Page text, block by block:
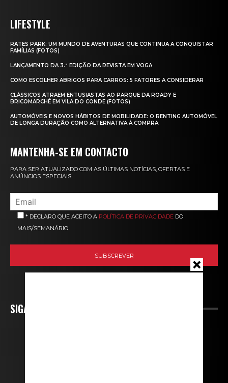
LIFESTYLE
RATES PARK: UM MUNDO DE AVENTURAS QUE CONTINUA A CONQUISTAR
FAMÍLIAS (FOTOS)
LANÇAMENTO DA 3.ª EDIÇÃO DA REVISTA EM VOGA
COMO ESCOLHER ABRIGOS PARA CARROS: 5 FATORES A CONSIDERAR
CLÁSSICOS ATRAEM ENTUSIASTAS AO PARQUE DA ROADY E
BRICOMARCHÉ EM VILA DO CONDE (FOTOS)
AUTOMÓVEIS E NOVOS HÁBITOS DE MOBILIDADE: O RENTING AUTOMÓVEL
DE LONGA DURAÇÃO COMO ALTERNATIVA À COMPRA
MANTENHA-SE EM CONTACTO
PARA SER ATUALIZADO COM AS ÚLTIMAS NOTÍCIAS, OFERTAS E
ANÚNCIOS ESPECIAIS.
* DECLARO QUE ACEITO A POLÍTICA DE PRIVACIDADE DO
MAIS/SEMANÁRIO
SIGA-NOS